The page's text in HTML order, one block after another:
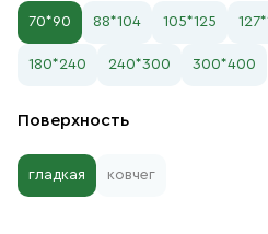
70*90 88*104 105*125
180*240 240*300 300*400
Поверхность
гладкая ковчег